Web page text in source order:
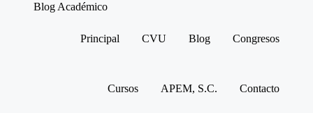
Blog Académico
Principal CVU Blog Congresos
Cursos APEM, S.C. Contacto